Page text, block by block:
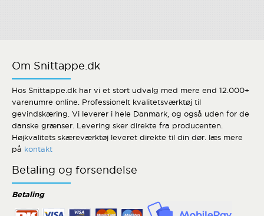
Om Snittappe.dk
Hos Snittappe.dk har vi et stort udvalg med mere end 12.000+
varenumre online. Professionelt kvalitetsværktøj til
gevindskæring. Vi leverer i hele Danmark, og også uden for de
danske grænser. Levering sker direkte fra producenten.
Højkvalitets skæreværktøj leveret direkte til din dør. læs mere
på
kontakt
Betaling og forsendelse
Betaling